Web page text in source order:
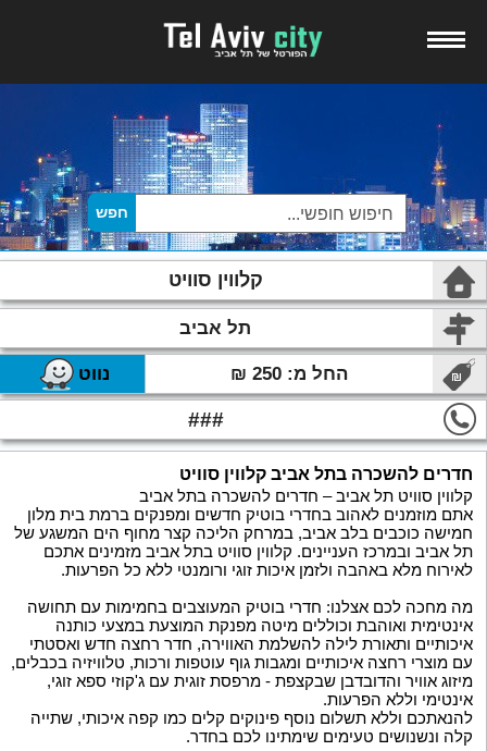
קלווין סוויט
תל אביב
החל מ: 250 ₪ נווט
###
חדרים להשכרה בתל אביב קלווין סוויט
קלווין סוויט תל אביב – חדרים להשכרה בתל אביב
אתם מוזמנים לאהוב בחדרי בוטיק חדשים ומפנקים ברמת בית מלון
חמישה כוכבים בלב אביב, במרחק הליכה קצר מחוף הים המשגע של
תל אביב ובמרכז העניינים. קלווין סוויט בתל אביב מזמינים אתכם
לאירוח מלא באהבה ולזמן איכות זוגי ורומנטי ללא כל הפרעות.
מה מחכה לכם אצלנו: חדרי בוטיק המעוצבים בחמימות עם תחושה
אינטימית ואוהבת וכוללים מיטה מפנקת המוצעת במצעי כותנה
איכותיים ותאורת לילה להשלמת האווירה, חדר רחצה חדש ואסטתי
עם מוצרי רחצה איכותיים ומגבות גוף עוטפות ורכות, טלוויזיה בכבלים,
מיזוג אוויר והדובדבן שבקצפת - מרפסת זוגית עם ג'קוזי ספא זוגי,
אינטימי וללא הפרעות.
להנאתכם וללא תשלום נוסף פינוקים קלים כמו קפה איכותי, שתייה
קלה ונשנושים טעימים שימתינו לכם בחדר.